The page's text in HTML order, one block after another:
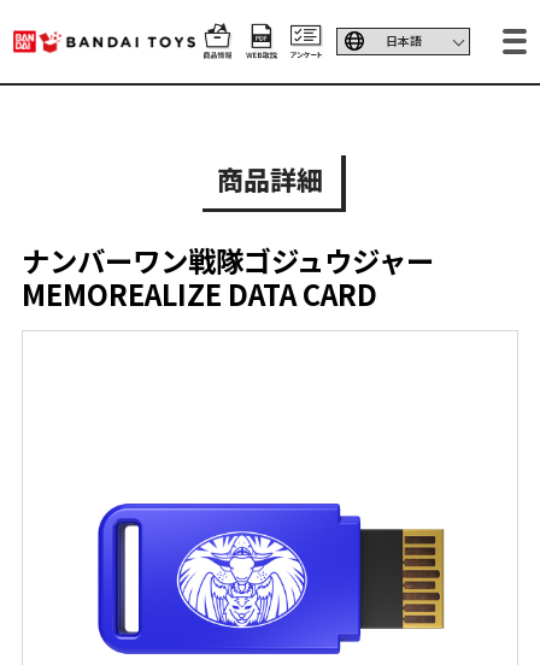
商品詳細
ナンバーワン戦隊ゴジュウジャー
MEMOREALIZE DATA CARD